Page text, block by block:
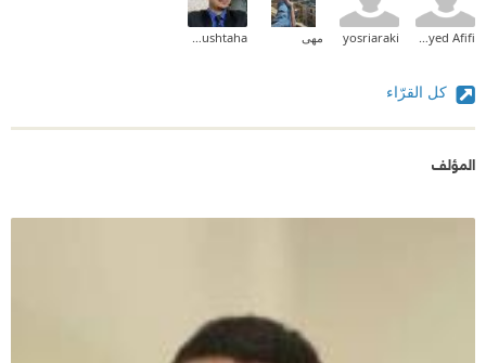
Haytham Sayed Afifi
yosriaraki مهى MohamMed Z Mushtaha
كل القرّاء
المؤلف